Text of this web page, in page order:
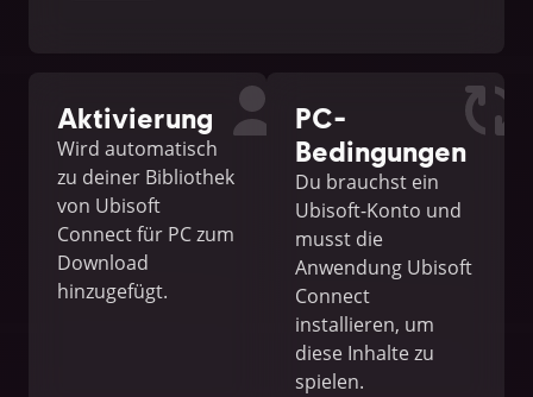
Aktivierung
Wird automatisch
zu deiner Bibliothek
von Ubisoft
Connect für PC zum
Download
hinzugefügt.
PC-
Bedingungen
Du brauchst ein
Ubisoft-Konto und
musst die
Anwendung Ubisoft
Connect
installieren, um
diese Inhalte zu
spielen.